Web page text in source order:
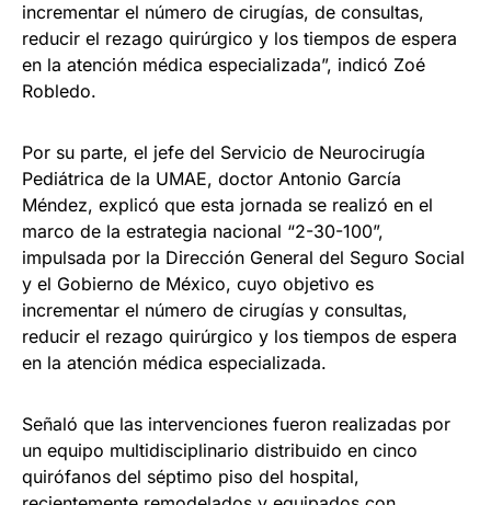
incrementar el número de cirugías, de consultas,
reducir el rezago quirúrgico y los tiempos de espera
en la atención médica especializada”, indicó Zoé
Robledo.
Por su parte, el jefe del Servicio de Neurocirugía
Pediátrica de la UMAE, doctor Antonio García
Méndez, explicó que esta jornada se realizó en el
marco de la estrategia nacional “2-30-100”,
impulsada por la Dirección General del Seguro Social
y el Gobierno de México, cuyo objetivo es
incrementar el número de cirugías y consultas,
reducir el rezago quirúrgico y los tiempos de espera
en la atención médica especializada.
Señaló que las intervenciones fueron realizadas por
un equipo multidisciplinario distribuido en cinco
quirófanos del séptimo piso del hospital,